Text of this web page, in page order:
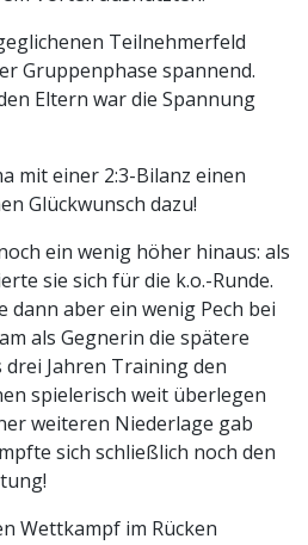
Teilnehmerfeld
Gruppenphase spannend.
Eltern war die Spannung
mit einer 2:3-Bilanz einen
Glückwunsch dazu!
ein wenig höher hinaus: als
sie sich für die k.o.-Runde.
dann aber ein wenig Pech bei
als Gegnerin die spätere
Jahren Training den
spielerisch weit überlegen
weiteren Niederlage gab
sich schließlich noch den
Wettkampf im Rücken